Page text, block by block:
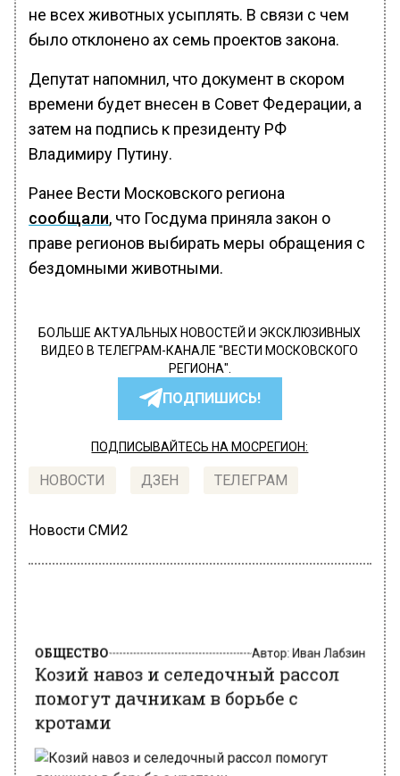
не всех животных усыплять. В связи с чем
было отклонено ах семь проектов закона.
Депутат напомнил, что документ в скором
времени будет внесен в Совет Федерации, а
затем на подпись к президенту РФ
Владимиру Путину.
Ранее Вести Московского региона
сообщали, что Госдума приняла закон о
праве регионов выбирать меры обращения с
бездомными животными.
БОЛЬШЕ АКТУАЛЬНЫХ НОВОСТЕЙ И ЭКСКЛЮЗИВНЫХ
ВИДЕО В ТЕЛЕГРАМ-КАНАЛЕ "ВЕСТИ МОСКОВСКОГО
РЕГИОНА".
ПОДПИШИСЬ!
ПОДПИСЫВАЙТЕСЬ НА МОСРЕГИОН:
НОВОСТИ ДЗЕН ТЕЛЕГРАМ
Новости СМИ2
Козий навоз и селедочный рассол
помогут дачникам в борьбе с
кротами